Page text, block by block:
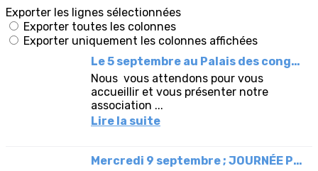
Exporter les lignes sélectionnées
Exporter toutes les colonnes
Exporter uniquement les colonnes affichées
Le 5 septembre au Palais des congrès : FÊTE DES ASSOCIATIONS.
Nous vous attendons pour vous
accueillir et vous présenter notre
association ...
Lire la suite
Mercredi 9 septembre ; JOURNÉE PORTES OUVERTE.